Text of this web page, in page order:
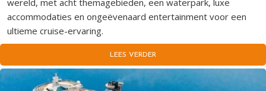
accommodaties en ongeëvenaard entertainment voor een
ultieme cruise-ervaring.
LEES VERDER